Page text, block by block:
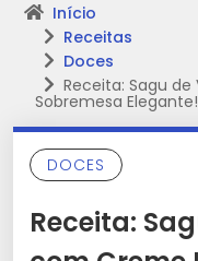
Início
Receitas
Doces
Receita: Sagu
Sobremesa Elegante!
DOCES
Receita: